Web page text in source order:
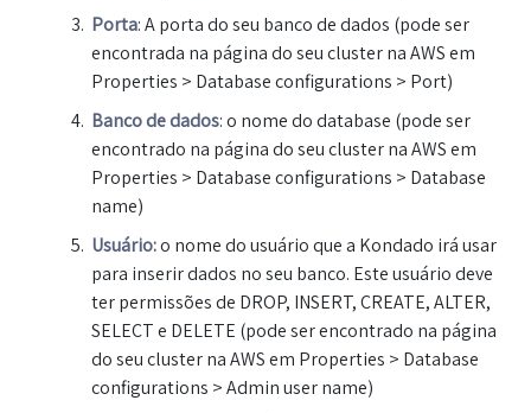
Porta: A porta do seu banco de dados (pode ser
encontrada na página do seu cluster na AWS em
Properties > Database configurations > Port)
Banco de dados: o nome do database (pode ser
encontrado na página do seu cluster na AWS em
Properties > Database configurations > Database
name)
Usuário:o nome do usuário que a Kondado irá usar
para inserir dados no seu banco. Este usuário deve
ter permissões de DROP, INSERT, CREATE, ALTER,
SELECT e DELETE (pode ser encontrado na página
do seu cluster na AWS em Properties > Database
configurations > Admin user name)